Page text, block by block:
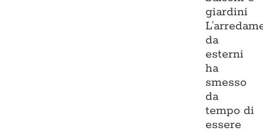
giardini
da
esterni
ha
smesso
da
tempo di
essere